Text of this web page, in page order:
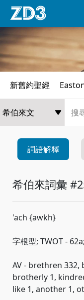
新舊約聖經
詞語解釋
希伯來詞彙
'ach {awkh}
字根型; TWOT -
AV - brethren
brotherly 1,
like 1, another 1,